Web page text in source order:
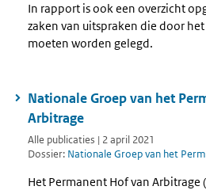
In rapport is ook een overzicht
zaken van uitspraken die door
moeten worden gelegd.
Nationale Groep van het
Arbitrage
Alle publicaties | 2 april 2021
Dossier: Nationale Groep van het
Het Permanent Hof van Arbitrage